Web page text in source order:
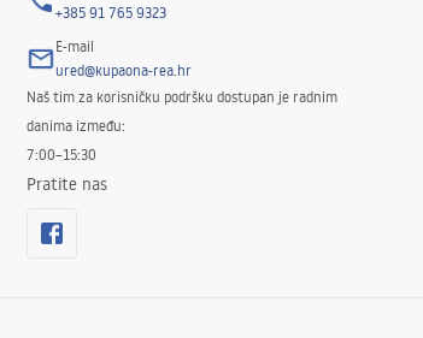
+385 91 765 9323
E-mail
ured@kupaona-rea.hr
Naš tim za korisničku podršku dostupan je radnim
danima između:
7:00–15:30
Pratite nas